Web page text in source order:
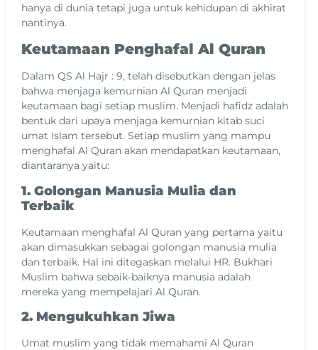
hanya di dunia tetapi juga untuk kehidupan di akhirat
nantinya.
Keutamaan Penghafal Al Quran
Dalam QS Al Hajr : 9, telah disebutkan dengan jelas
bahwa menjaga kemurnian Al Quran menjadi
keutamaan bagi setiap muslim. Menjadi hafidz adalah
bentuk dari upaya menjaga kemurnian kitab suci
umat Islam tersebut. Setiap muslim yang mampu
menghafal Al Quran akan mendapatkan keutamaan,
diantaranya yaitu:
1. Golongan Manusia Mulia dan
Terbaik
Keutamaan menghafal Al Quran yang pertama yaitu
akan dimasukkan sebagai golongan manusia mulia
dan terbaik. Hal ini ditegaskan melalui HR. Bukhari
Muslim bahwa sebaik-baiknya manusia adalah
mereka yang mempelajari Al Quran.
2. Mengukuhkan Jiwa
Umat muslim yang tidak memahami Al Quran